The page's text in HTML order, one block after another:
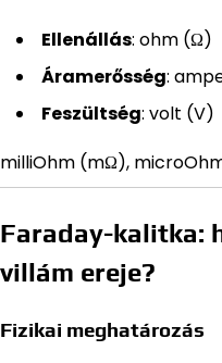
Ellenállás: ohm (Ω)
Áramerősség:
Feszültség: volt (V)
milliOhm (mΩ),
Faraday-kalitka:
villám ereje?
Fizikai meghatározás